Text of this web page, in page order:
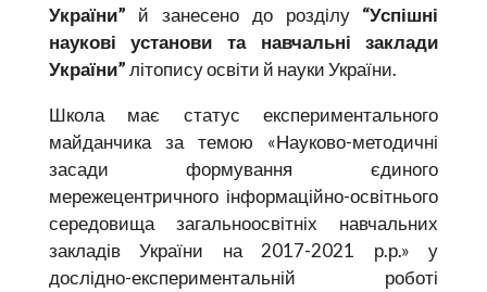
України” й занесено до розділу “Успішні
наукові установи та навчальні заклади
України”літопису освіти й науки України.
Школа має статус експериментального
майданчика за темою «Науково-методичні
засади формування єдиного
мережецентричного інформаційно-освітнього
середовища загальноосвітніх навчальних
закладів України на 2017-2021 р.р.» у
дослідно-експериментальній роботі